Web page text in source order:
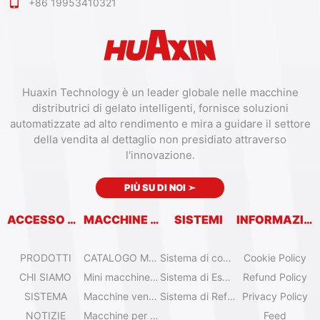
Huaxin Technology è un leader globale nelle macchine
distributrici di gelato intelligenti, fornisce soluzioni
automatizzate ad alto rendimento e mira a guidare il settore
della vendita al dettaglio non presidiato attraverso
l'innovazione.
PIÙ SU DI NOI ➣
ACCESSO RAPIDO
PRODOTTI
CHI SIAMO
SISTEMA
NOTIZIE
MACCHINE VENDITRICI
CATALOGO MACCHINE VENDITRICI
Mini macchine per gelato da tavolo
Macchine venditrici di gelato Olala
Macchine per gelato IYogurt
SISTEMI
Sistema di controllo remoto
Sistema di Espansione
Sistema di Refrigerazione
INFORMAZIONI
Cookie Policy
Refund Policy
Privacy Policy
Feed